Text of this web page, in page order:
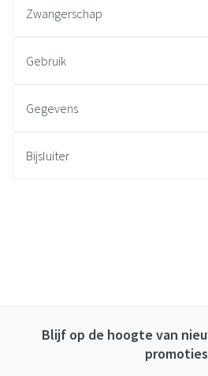
Zwangerschap
Gebruik
Gegevens
Bijsluiter
Blijf op de hoogte van
promoties